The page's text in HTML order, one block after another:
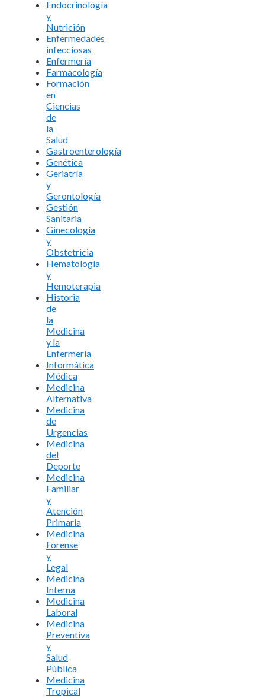
Endocrinología
y
Nutrición
Enfermedades
infecciosas
Enfermería
Farmacología
Formación
en
Ciencias
de
la
Salud
Gastroenterología
Genética
Geriatría
y
Gerontología
Gestión
Sanitaria
Ginecología
y
Obstetricia
Hematología
y
Hemoterapia
Historia
de
la
Medicina
y la
Enfermería
Informática
Médica
Medicina
Alternativa
Medicina
de
Urgencias
Medicina
del
Deporte
Medicina
Familiar
y
Atención
Primaria
Medicina
Forense
y
Legal
Medicina
Interna
Medicina
Laboral
Medicina
Preventiva
y
Salud
Pública
Medicina
Tropical